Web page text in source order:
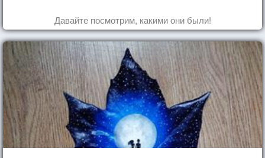
Давайте посмотрим, какими они были!